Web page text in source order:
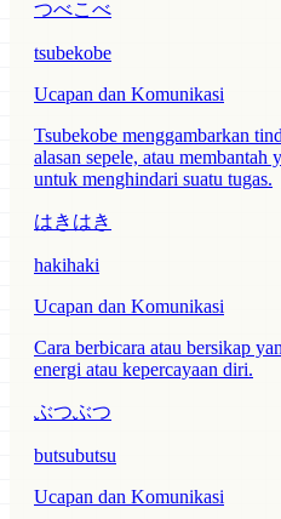
つべこべ
tsubekobe
Ucapan dan Komunikasi
Tsubekobe menggambarkan
alasan sepele, atau membantah
untuk menghindari suatu tugas.
はきはき
hakihaki
Ucapan dan Komunikasi
Cara berbicara atau bersikap
energi atau kepercayaan diri.
ぶつぶつ
butsubutsu
Ucapan dan Komunikasi